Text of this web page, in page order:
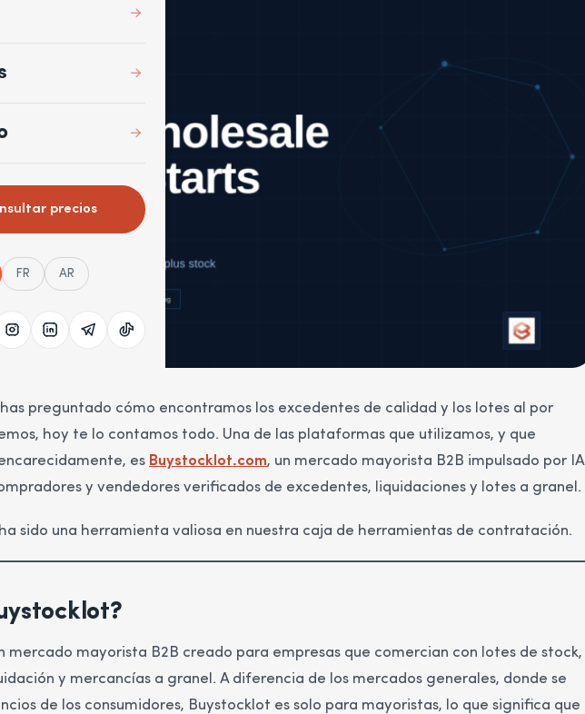
precios
FR AR
preguntado cómo encontramos los excedentes de calidad y los lotes al por
hoy te lo contamos todo. Una de las plataformas que utilizamos, y que
es Buystocklot.com, un mercado mayorista B2B impulsado por IA
y vendedores verificados de excedentes, liquidaciones y lotes a granel.
sido una herramienta valiosa en nuestra caja de herramientas de contratación.
mercado mayorista B2B creado para empresas que comercian con lotes de stock,
y mercancías a granel. A diferencia de los mercados generales, donde se
de los consumidores, Buystocklot es solo para mayoristas, lo que significa que